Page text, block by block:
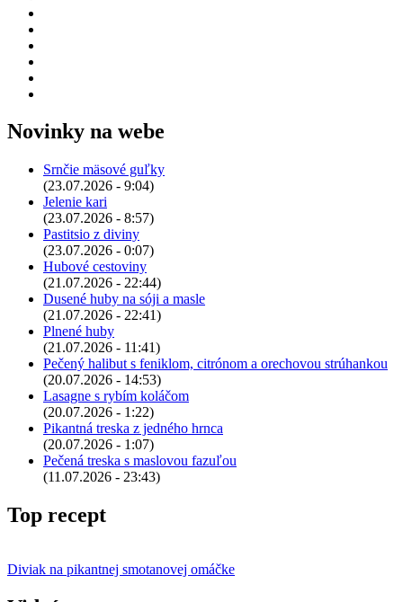
Novinky na webe
Srnčie mäsové guľky
(23.07.2026 - 9:04)
Jelenie kari
(23.07.2026 - 8:57)
Pastitsio z diviny
(23.07.2026 - 0:07)
Hubové cestoviny
(21.07.2026 - 22:44)
Dusené huby na sóji a masle
(21.07.2026 - 22:41)
Plnené huby
(21.07.2026 - 11:41)
Pečený halibut s feniklom, citrónom a orechovou strúhankou
(20.07.2026 - 14:53)
Lasagne s rybím koláčom
(20.07.2026 - 1:22)
Pikantná treska z jedného hrnca
(20.07.2026 - 1:07)
Pečená treska s maslovou fazuľou
(11.07.2026 - 23:43)
Top recept
Diviak na pikantnej smotanovej omáčke